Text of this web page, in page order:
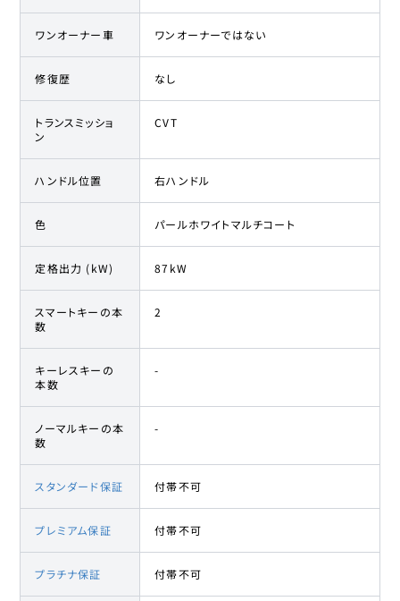
ワンオーナー車 ワンオーナーではない
修復歴 なし
トランスミッショ
ン
CVT
ハンドル位置 右ハンドル
色 パールホワイトマルチコート
定格出力 (kW) 87kW
スマートキーの本
数
2
キーレスキーの
本数
-
ノーマルキーの本
数
-
スタンダード保証 付帯不可
プレミアム保証 付帯不可
プラチナ保証 付帯不可